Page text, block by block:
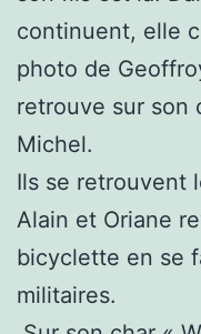
continuent, elle
photo de
retrouve sur son
Michel.
Ils se retrouvent
Alain et Oriane
bicyclette en se
militaires.